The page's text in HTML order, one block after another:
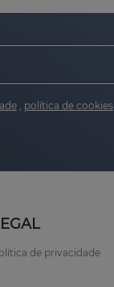
, política de cookies
de privacidade